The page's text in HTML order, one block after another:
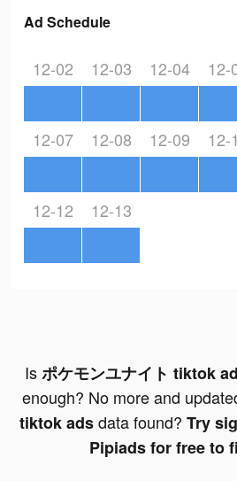
Ad Schedule
12-02 12-03 12-04 12-
12-07 12-08 12-09 12-
12-12 12-13
Isポケモンユナイト tiktok
enough? No more and
tiktok adsdata found? Try
Pipiads for free to